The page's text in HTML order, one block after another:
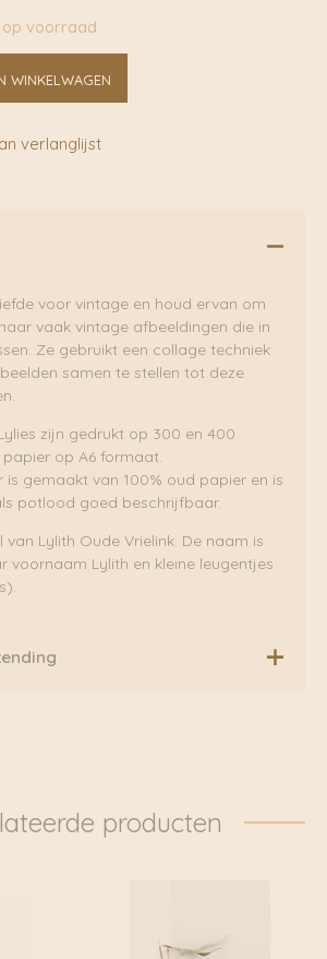
op voorraad
WINKELWAGEN
verlanglijst
voor vintage en houd ervan om
vaak vintage afbeeldingen die in
Ze gebruikt een collage techniek
samen te stellen tot deze
zijn gedrukt op 300 en 400
op A6 formaat.
is gemaakt van 100% oud papier en is
potlood goed beschrijfbaar.
van Lylith Oude Vrielink. De naam is
voornaam Lylith en kleine leugentjes
de fiets bezorgd. Klik voor meer
producten